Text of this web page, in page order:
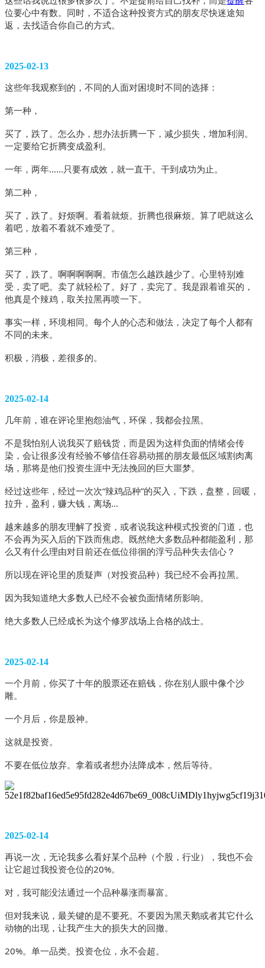
位要心中有数。同时，不适合这种投资方式的朋友尽快迷途知
返，去找适合你自己的方式。
2025-02-13
这些年我观察到的，不同的人面对困境时不同的选择：
第一种，
买了，跌了。怎么办，想办法折腾一下，减少损失，增加利润。
一定要给它折腾变成盈利。
一年，两年……只要有成效，就一直干。干到成功为止。
第二种，
买了，跌了。好烦啊。看着就烦。折腾也很麻烦。算了吧就这么
着吧，放着不看就不难受了。
第三种，
买了，跌了。啊啊啊啊啊。市值怎么越跌越少了。心里特别难
受，卖了吧。卖了就轻松了。好了，卖完了。我是跟着谁买的，
他真是个辣鸡，取关拉黑再喷一下。
事实一样，环境相同。每个人的心态和做法，决定了每个人都有
不同的未来。
积极，消极，差很多的。
2025-02-14
几年前，谁在评论里抱怨油气，环保，我都会拉黑。
不是我怕别人说我买了赔钱货，而是因为这样负面的情绪会传
染，会让很多没有经验不够信任容易动摇的朋友最低区域割肉离
场，那将是他们投资生涯中无法挽回的巨大噩梦。
经过这些年，经过一次次“辣鸡品种”的买入，下跌，盘整，回暖，
拉升，盈利，赚大钱，离场…
越来越多的朋友理解了投资，或者说我这种模式投资的门道，也
不会再为买入后的下跌而焦虑。既然绝大多数品种都能盈利，那
么又有什么理由对目前还在低位徘徊的浮亏品种失去信心？
所以现在评论里的质疑声（对投资品种）我已经不会再拉黑。
因为我知道绝大多数人已经不会被负面情绪所影响。
绝大多数人已经成长为这个修罗战场上合格的战士。
2025-02-14
一个月前，你买了十年的股票还在赔钱，你在别人眼中像个沙
雕。
一个月后，你是股神。
这就是投资。
不要在低位放弃。拿着或者想办法降成本，然后等待。
2025-02-14
再说一次，无论我多么看好某个品种（个股，行业），我也不会
让它超过我投资仓位的20%。
对，我可能没法通过一个品种暴涨而暴富。
但对我来说，最关键的是不要死。不要因为黑天鹅或者其它什么
动物的出现，让我产生大的损失大的回撤。
20%。单一品类。投资仓位，永不会超。